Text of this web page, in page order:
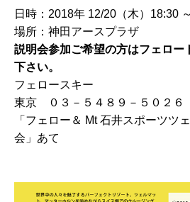
日時：2018年 12/20（木）18:30
場所：神田アースプラザ
説明会参加ご希望の方はフェロー
下さい。
フェロースキー
東京 ０３－５４８９－５０２６
「フェロー＆ Mt 石井スポーツツ
会」あて